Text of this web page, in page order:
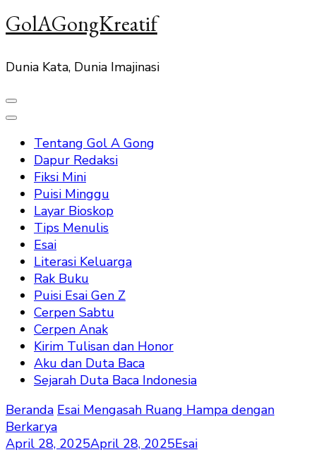
GolAGongKreatif
Dunia Kata, Dunia Imajinasi
Tentang Gol A Gong
Dapur Redaksi
Fiksi Mini
Puisi Minggu
Layar Bioskop
Tips Menulis
Esai
Literasi Keluarga
Rak Buku
Puisi Esai Gen Z
Cerpen Sabtu
Cerpen Anak
Kirim Tulisan dan Honor
Aku dan Duta Baca
Sejarah Duta Baca Indonesia
Beranda Esai Mengasah Ruang Hampa dengan
Berkarya
April 28, 2025April 28, 2025Esai